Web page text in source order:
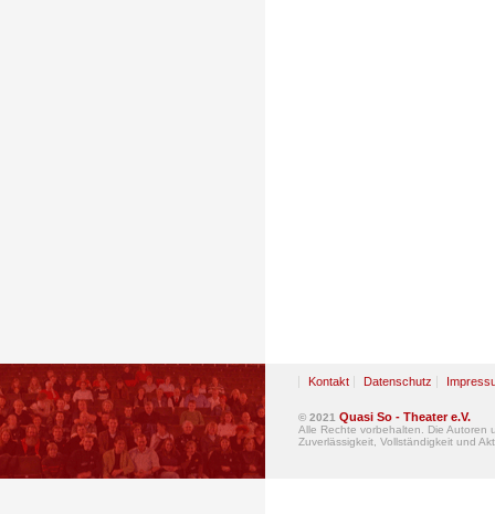
Kontakt Datenschutz
© 2021 Quasi So - Theater e.V.
Alle Rechte vorbehalten. Die Autoren
Zuverlässigkeit, Vollständigkeit und